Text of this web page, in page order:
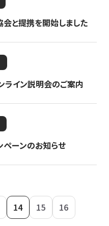
と提携を開始しました
ライン説明会のご案内
ーンのお知らせ
14 15 16